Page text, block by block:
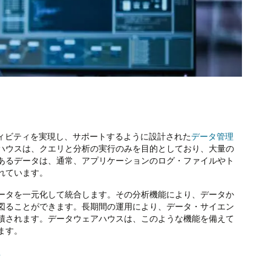
ティを実現し、サポートするように設計されたデータ管理
スは、クエリと分析の実行のみを目的としており、大量の
データは、通常、アプリケーションのログ・ファイルやト
います。
を一元化して統合します。その分析機能により、データか
ことができます。長期間の運用により、データ・サイエン
れます。データウェアハウスは、このような機能を備えて
。